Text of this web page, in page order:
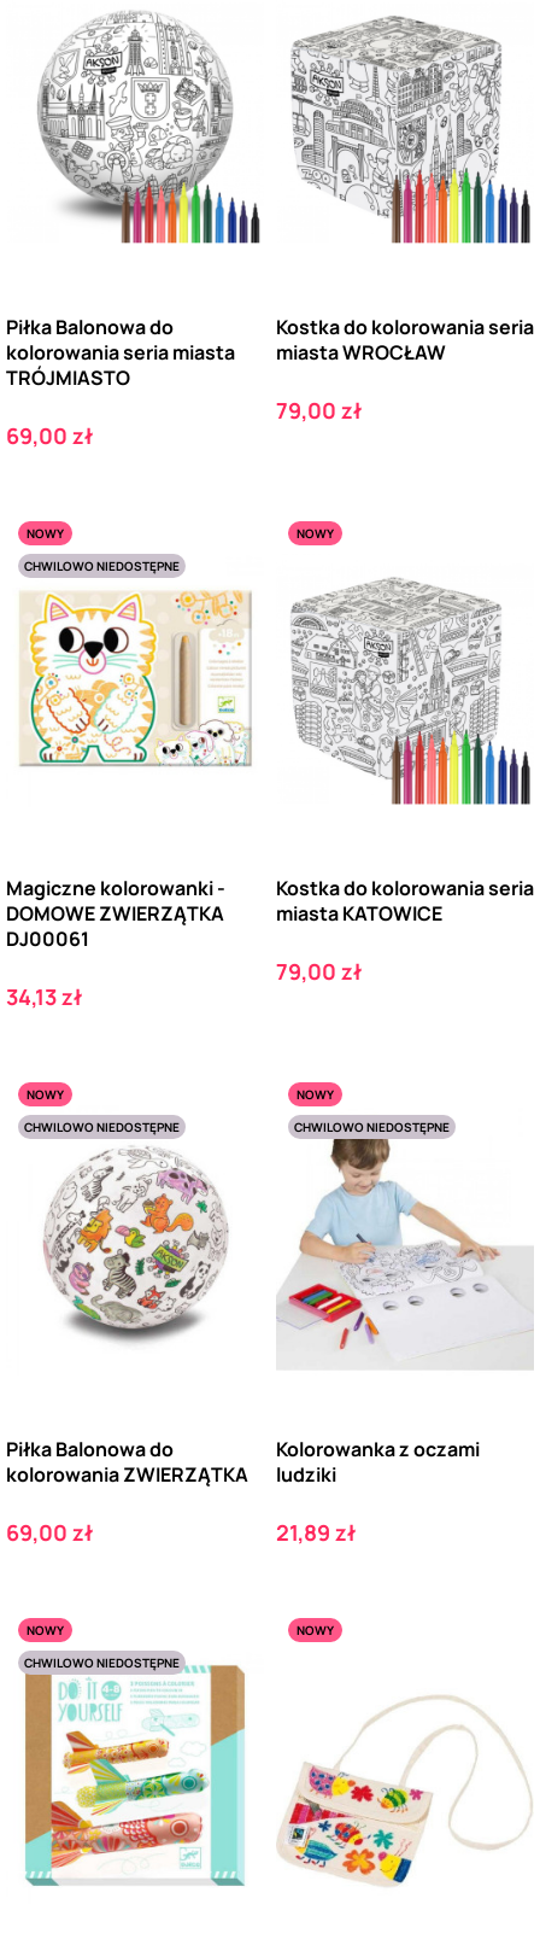
Piłka Balonowa do
kolorowania seria miasta
TRÓJMIASTO
Cena
69,00 zł
Kostka do kolorowania seria
miasta WROCŁAW
Cena
79,00 zł
NOWY
CHWILOWO NIEDOSTĘPNE
Magiczne kolorowanki -
DOMOWE ZWIERZĄTKA
DJ00061
Cena
34,13 zł
NOWY
Kostka do kolorowania seria
miasta KATOWICE
Cena
79,00 zł
NOWY
CHWILOWO NIEDOSTĘPNE
Piłka Balonowa do
kolorowania ZWIERZĄTKA
Cena
69,00 zł
NOWY
CHWILOWO NIEDOSTĘPNE
Kolorowanka z oczami
ludziki
Cena
21,89 zł
NOWY
CHWILOWO NIEDOSTĘPNE
NOWY